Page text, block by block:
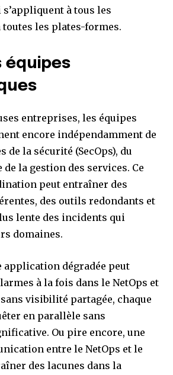
à tous les
les plates-formes.
équipes
entreprises, les équipes
encore indépendamment de
de la sécurité (SecOps), du
de la gestion des services. Ce
peut entraîner des
des outils redondants et
lente des incidents qui
domaines.
application dégradée peut
à la fois dans le NetOps et
visibilité partagée, chaque
en parallèle sans
Ou pire encore, une
entre le NetOps et le
des lacunes dans la